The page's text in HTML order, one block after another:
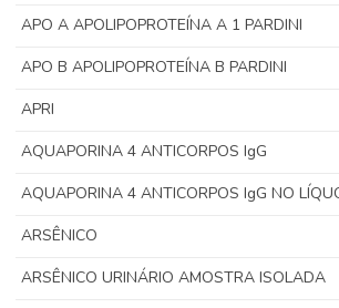
APO A APOLIPOPROTEÍNA A 1 PARDINI
APO B APOLIPOPROTEÍNA B PARDINI
APRI
AQUAPORINA 4 ANTICORPOS IgG
AQUAPORINA 4 ANTICORPOS IgG NO
ARSÊNICO
ARSÊNICO URINÁRIO AMOSTRA ISOLADA